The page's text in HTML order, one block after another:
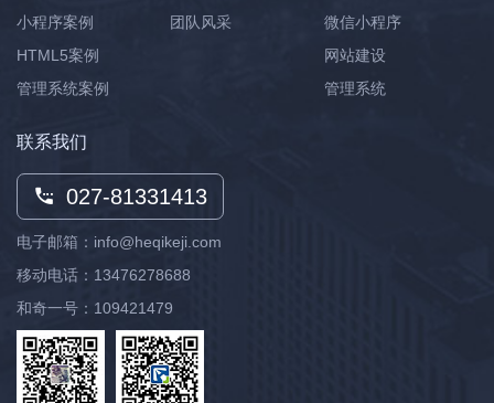
小程序案例
HTML5案例
管理系统案例
团队风采
微信小程序
网站建设
管理系统
联系我们
027-81331413
电子邮箱：info@heqikeji.com
移动电话： 13476278688
和奇一号：109421479